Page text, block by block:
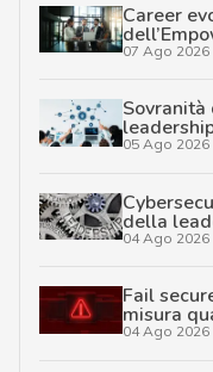
Career
07 Ago 2026
05 Ago 2026
della
04 Ago 2026
Fail
misura
04 Ago 2026